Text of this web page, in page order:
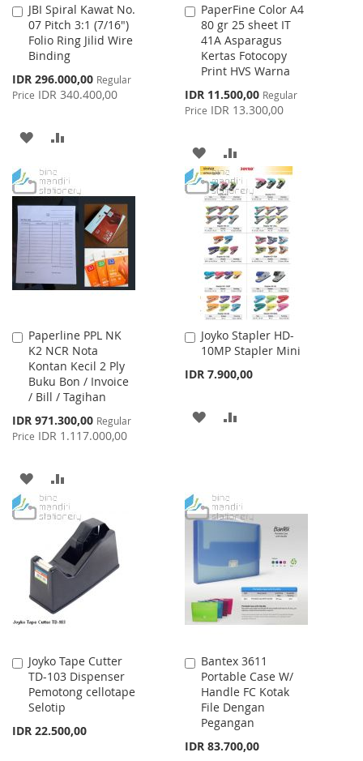
JBI Spiral Kawat No.
07 Pitch 3:1 (7/16")
Folio Ring Jilid Wire
Binding
Special
Price
IDR 296.000,00 Regular
Price IDR 340.400,00
Add
to
Cart
ADD
WISH
LIST
COMPARE
PaperFine Color A4
80 gr 25 sheet IT
41A Asparagus
Kertas Fotocopy
Print HVS Warna
Special
Price
IDR 11.500,00 Regular
Price IDR 13.300,00
Add
to
Cart
ADD
TO
WISH
LIST
TO
COMPARE
Paperline PPL NK
K2 NCR Nota
Kontan Kecil 2 Ply
Buku Bon / Invoice
/ Bill / Tagihan
Special
Price
IDR 971.300,00 Regular
Price IDR 1.117.000,00
Add
to
Cart
ADD
TO
LIST
TO
COMPARE
Joyko Stapler HD-
10MP Stapler Mini
IDR 7.900,00
Add
to
ADD
LIST
Joyko Tape Cutter
TD-103 Dispenser
Pemotong cellotape
Selotip
IDR 22.500,00
Add
to
Cart
Bantex 3611
Portable Case W/
Handle FC Kotak
File Dengan
Pegangan
IDR 83.700,00
Add
to
Cart